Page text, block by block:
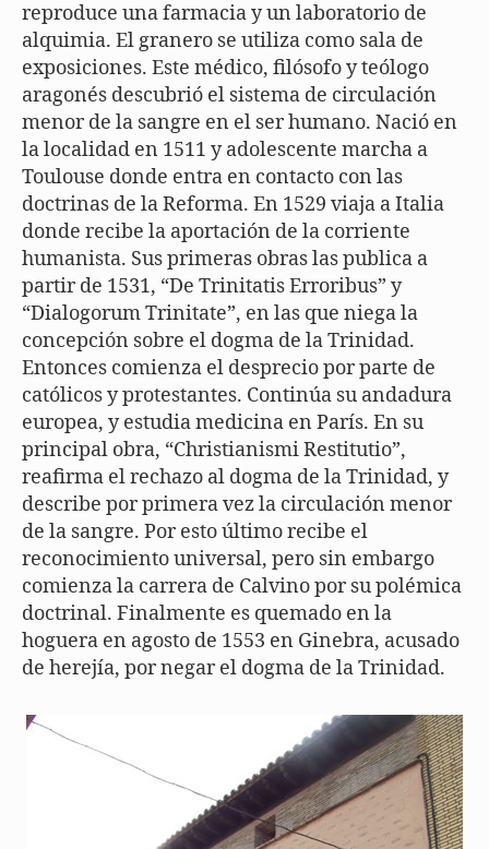
reproduce una farmacia y un laboratorio de
alquimia. El granero se utiliza como sala de
exposiciones. Este médico, filósofo y teólogo
aragonés descubrió el sistema de circulación
menor de la sangre en el ser humano. Nació en
la localidad en 1511 y adolescente marcha a
Toulouse donde entra en contacto con las
doctrinas de la Reforma. En 1529 viaja a Italia
donde recibe la aportación de la corriente
humanista. Sus primeras obras las publica a
partir de 1531, “De Trinitatis Erroribus” y
“Dialogorum Trinitate”, en las que niega la
concepción sobre el dogma de la Trinidad.
Entonces comienza el desprecio por parte de
católicos y protestantes. Continúa su andadura
europea, y estudia medicina en París. En su
principal obra, “Christianismi Restitutio”,
reafirma el rechazo al dogma de la Trinidad, y
describe por primera vez la circulación menor
de la sangre. Por esto último recibe el
reconocimiento universal, pero sin embargo
comienza la carrera de Calvino por su polémica
doctrinal. Finalmente es quemado en la
hoguera en agosto de 1553 en Ginebra, acusado
de herejía, por negar el dogma de la Trinidad.